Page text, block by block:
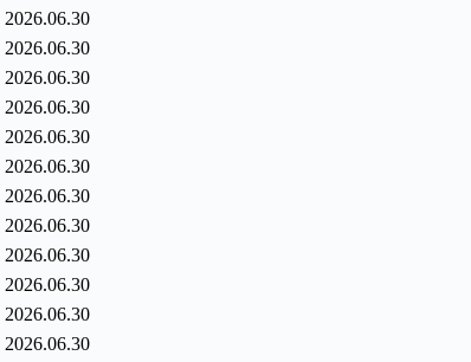
2026.06.30
2026.06.30
2026.06.30
2026.06.30
2026.06.30
2026.06.30
2026.06.30
2026.06.30
2026.06.30
2026.06.30
2026.06.30
2026.06.30